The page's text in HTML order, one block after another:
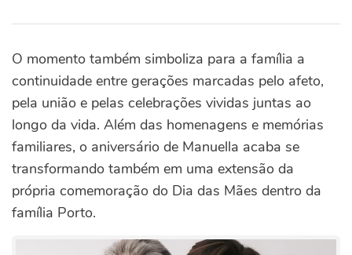
O momento também simboliza para a família a
continuidade entre gerações marcadas pelo afeto,
pela união e pelas celebrações vividas juntas ao
longo da vida. Além das homenagens e memórias
familiares, o aniversário de Manuella acaba se
transformando também em uma extensão da
própria comemoração do Dia das Mães dentro da
família Porto.